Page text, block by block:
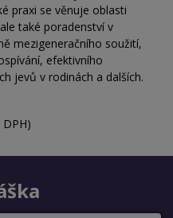
praxi se věnuje oblasti
také poradenství v
mezigeneračního soužití,
efektivního
jevů v rodinách a dalších.